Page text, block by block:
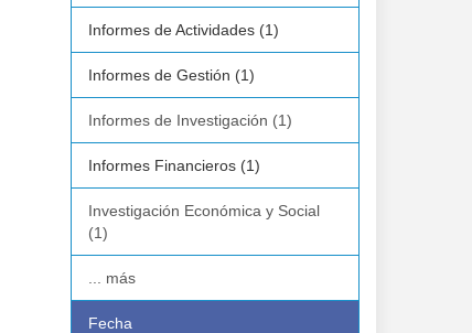
Informes de Actividades (1)
Informes de Gestión (1)
Informes de Investigación (1)
Informes Financieros (1)
Investigación Económica y Social
(1)
... más
Fecha